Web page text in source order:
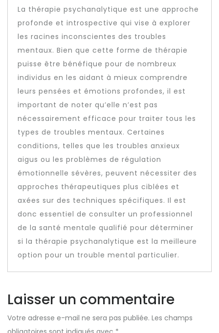
La thérapie psychanalytique est une approche
profonde et introspective qui vise à explorer
les racines inconscientes des troubles
mentaux. Bien que cette forme de thérapie
puisse être bénéfique pour de nombreux
individus en les aidant à mieux comprendre
leurs pensées et émotions profondes, il est
important de noter qu’elle n’est pas
nécessairement efficace pour traiter tous les
types de troubles mentaux. Certaines
conditions, telles que les troubles anxieux
aigus ou les problèmes de régulation
émotionnelle sévères, peuvent nécessiter des
approches thérapeutiques plus ciblées et
axées sur des techniques spécifiques. Il est
donc essentiel de consulter un professionnel
de la santé mentale qualifié pour déterminer
si la thérapie psychanalytique est la meilleure
option pour un trouble mental particulier.
Laisser un commentaire
Votre adresse e-mail ne sera pas publiée. Les champs